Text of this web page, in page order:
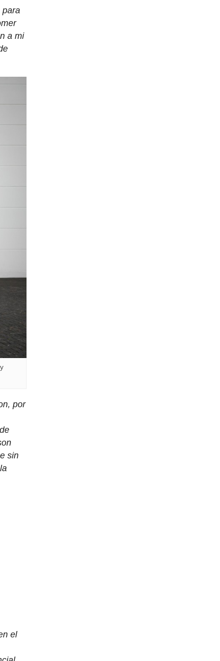
para
a mi
por
sin
el